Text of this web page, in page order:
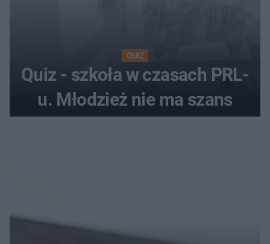
QUIZ
Quiz - szkoła w czasach PRL-
u. Młodzież nie ma szans